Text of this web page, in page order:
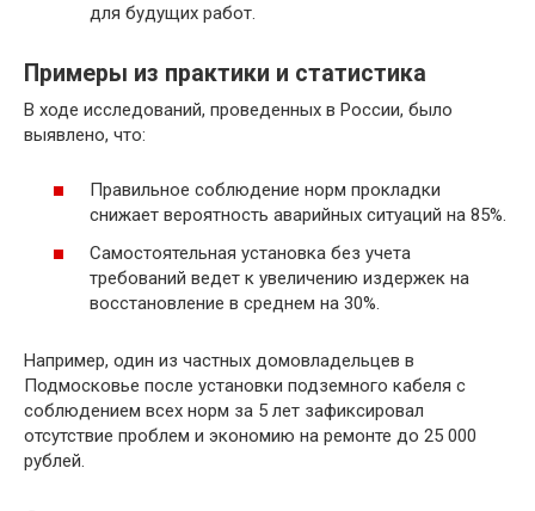
для будущих работ.
Примеры из практики и статистика
В ходе исследований, проведенных в России, было
выявлено, что:
Правильное соблюдение норм прокладки
снижает вероятность аварийных ситуаций на 85%.
Самостоятельная установка без учета
требований ведет к увеличению издержек на
восстановление в среднем на 30%.
Например, один из частных домовладельцев в
Подмосковье после установки подземного кабеля с
соблюдением всех норм за 5 лет зафиксировал
отсутствие проблем и экономию на ремонте до 25 000
рублей.